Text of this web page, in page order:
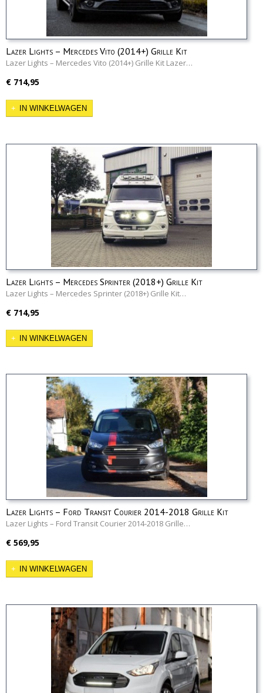
Lazer Lights – Mercedes Vito (2014+) Grille Kit
Lazer Lights – Mercedes Vito (2014+) Grille Kit Lazer…
€ 714,95
IN WINKELWAGEN
Lazer Lights – Mercedes Sprinter (2018+) Grille Kit
Lazer Lights – Mercedes Sprinter (2018+) Grille Kit…
€ 714,95
IN WINKELWAGEN
Lazer Lights – Ford Transit Courier 2014-2018 Grille Kit
Lazer Lights – Ford Transit Courier 2014-2018 Grille…
€ 569,95
IN WINKELWAGEN